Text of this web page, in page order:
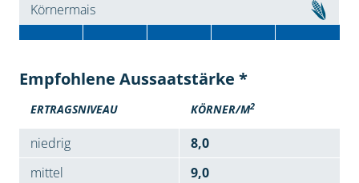
Körnermais
Empfohlene Aussaatstärke *
ERTRAGSNIVEAU KÖRNER/M2
niedrig
8,0
mittel
9,0